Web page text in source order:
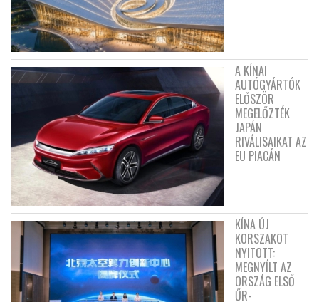
A KÍNAI
AUTÓGYÁRTÓK
ELŐSZÖR
MEGELŐZTÉK
JAPÁN
RIVÁLISAIKAT AZ
EU PIACÁN
KÍNA ÚJ
KORSZAKOT
NYITOTT:
MEGNYÍLT AZ
ORSZÁG ELSŐ
ŰR-